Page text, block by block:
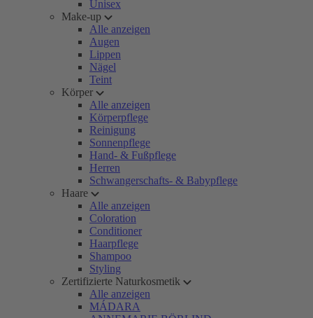
Unisex
Make-up
Alle anzeigen
Augen
Lippen
Nägel
Teint
Körper
Alle anzeigen
Körperpflege
Reinigung
Sonnenpflege
Hand- & Fußpflege
Herren
Schwangerschafts- & Babypflege
Haare
Alle anzeigen
Coloration
Conditioner
Haarpflege
Shampoo
Styling
Zertifizierte Naturkosmetik
Alle anzeigen
MÁDARA